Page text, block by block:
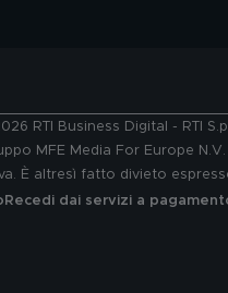
RTI Business Digital - RTI
MFE Media For Europe
È altresì fatto divieto
Recedi dai servizi a